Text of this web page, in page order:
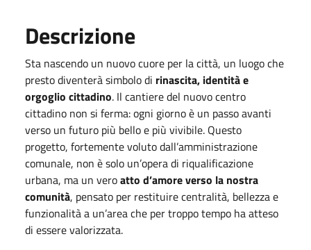
Descrizione
Sta nascendo un nuovo cuore per la città, un luogo che
presto diventerà simbolo di rinascita, identità e
orgoglio cittadino. Il cantiere del nuovo centro
cittadino non si ferma: ogni giorno è un passo avanti
verso un futuro più bello e più vivibile. Questo
progetto, fortemente voluto dall’amministrazione
comunale, non è solo un’opera di riqualificazione
urbana, ma un veroatto d’amore verso la nostra
comunità, pensato per restituire centralità, bellezza e
funzionalità a un’area che per troppo tempo ha atteso
di essere valorizzata.